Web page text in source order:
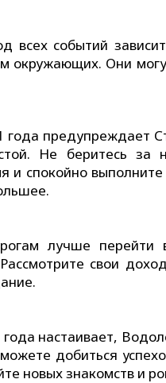
всех событий
окружающих. Они
года предупреждает
Не беритесь
и спокойно
лучше
свои
года настаивает,
добиться
новых знакомств и